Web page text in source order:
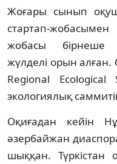
Жоғары сынып
стартап-
жобасы бірнеше
жүлделі орын алған.
Regional
экологиялық
Оқиғадан кейін
әзербайжан
шыққан.